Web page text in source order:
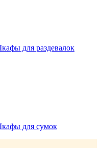
для раздевалок
для сумок